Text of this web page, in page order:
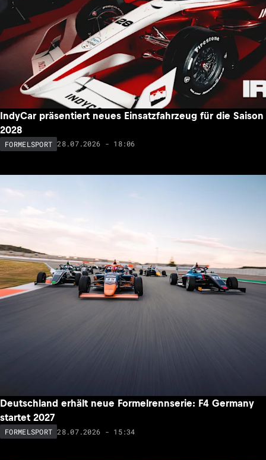
IndyCar präsentiert neues Einsatzfahrzeug für die Saison
2028
FORMELSPORT 28.07.2026 - 18:06
Deutschland erhält neue Formelrennserie: F4 Germany
startet 2027
FORMELSPORT 28.07.2026 - 15:34